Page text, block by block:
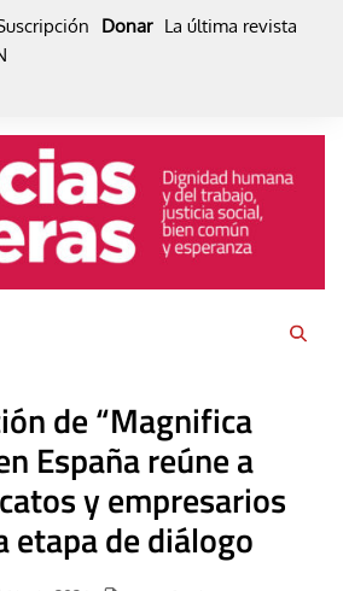
Donar La última revista
de “Magnifica
España reúne a
y empresarios
etapa de diálogo